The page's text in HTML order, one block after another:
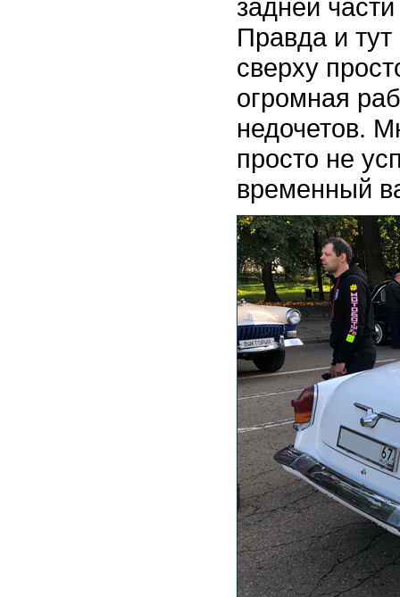
задней
Правда и
сверху
огромная
недочетов.
просто не
временный